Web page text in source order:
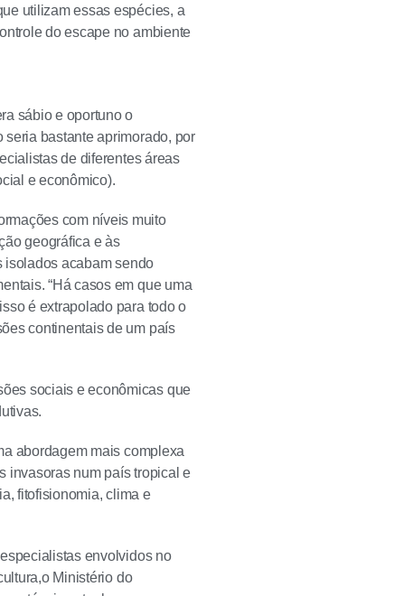
utilizam essas espécies, a
do escape no ambiente
sábio e oportuno o
bastante aprimorado, por
de diferentes áreas
e econômico).
com níveis muito
geográfica e às
isolados acabam sendo
“Há casos em que uma
é extrapolado para todo o
continentais de um país
sociais e econômicas que
abordagem mais complexa
invasoras num país tropical e
fitofisionomia, clima e
envolvidos no
Ministério do